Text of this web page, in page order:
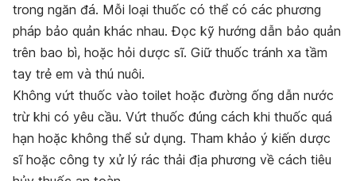
trong ngăn đá. Mỗi loại thuốc có thể có các phương
pháp bảo quản khác nhau. Đọc kỹ hướng dẫn bảo quản
trên bao bì, hoặc hỏi dược sĩ. Giữ thuốc tránh xa tầm
tay trẻ em và thú nuôi.
Không vứt thuốc vào toilet hoặc đường ống dẫn nước
trừ khi có yêu cầu. Vứt thuốc đúng cách khi thuốc quá
hạn hoặc không thể sử dụng. Tham khảo ý kiến dược
sĩ hoặc công ty xử lý rác thải địa phương về cách tiêu